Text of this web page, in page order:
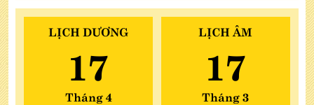
LỊCH DƯƠNG
17
Tháng 4
LỊCH ÂM
17
Tháng 3